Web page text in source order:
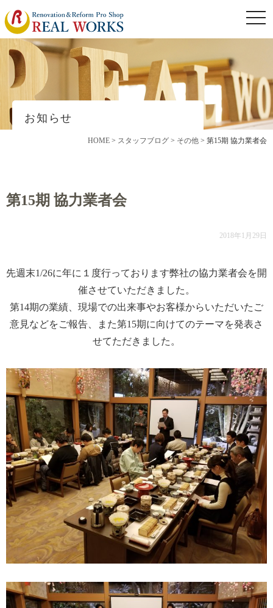
お知らせ
HOME > スタッフブログ > その他 > 第15期 協力業者会
第15期 協力業者会
2018年1月29日
先週末1/26に年に１度行っております弊社の協力業者会を開
催させていただきました。
第14期の業績、現場での出来事やお客様からいただいたご
意見などをご報告、また第15期に向けてのテーマを発表さ
せてただきました。